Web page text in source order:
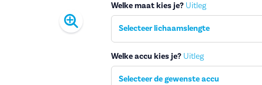
Productafbeelding vergroten
Welke maat kies je? Uitleg
Selecteer lichaamslengte
Welke accu kies je? Uitleg
Selecteer de gewenste accu